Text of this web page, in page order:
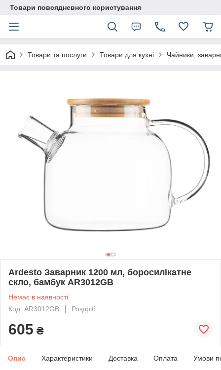
Товари повсядневного користування
Товари та послуги Товари для кухні Чайники,
Ardesto Заварник 1200 мл, боросилікатне
скло, бамбук AR3012GB
Немає в наявності
Код: AR3012GB
Роздріб
605 ₴
Опис Характеристики Доставка Оплата Умови